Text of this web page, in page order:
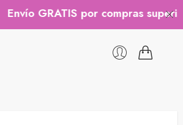
GRATIS por compras superiores